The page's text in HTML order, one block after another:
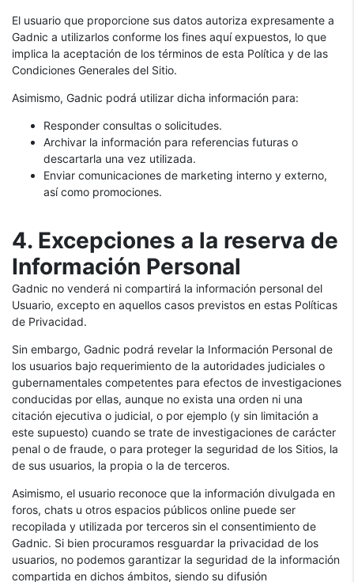
El usuario que proporcione sus datos autoriza expresamente a
Gadnic a utilizarlos conforme los fines aquí expuestos, lo que
implica la aceptación de los términos de esta Política y de las
Condiciones Generales del Sitio.
Asimismo, Gadnic podrá utilizar dicha información para:
Responder consultas o solicitudes.
Archivar la información para referencias futuras o
descartarla una vez utilizada.
Enviar comunicaciones de marketing interno y externo,
así como promociones.
4. Excepciones a la reserva de
Información Personal
Gadnic no venderá ni compartirá la información personal del
Usuario, excepto en aquellos casos previstos en estas Políticas
de Privacidad.
Sin embargo, Gadnic podrá revelar la Información Personal de
los usuarios bajo requerimiento de la autoridades judiciales o
gubernamentales competentes para efectos de investigaciones
conducidas por ellas, aunque no exista una orden ni una
citación ejecutiva o judicial, o por ejemplo (y sin limitación a
este supuesto) cuando se trate de investigaciones de carácter
penal o de fraude, o para proteger la seguridad de los Sitios, la
de sus usuarios, la propia o la de terceros.
Asimismo, el usuario reconoce que la información divulgada en
foros, chats u otros espacios públicos online puede ser
recopilada y utilizada por terceros sin el consentimiento de
Gadnic. Si bien procuramos resguardar la privacidad de los
usuarios, no podemos garantizar la seguridad de la información
compartida en dichos ámbitos, siendo su difusión